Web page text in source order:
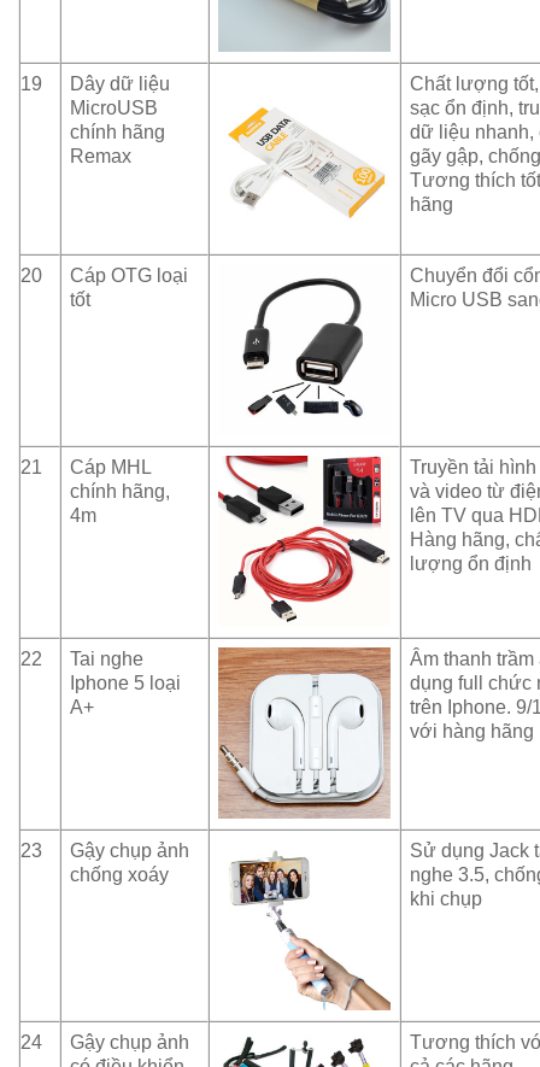
19
Dây dữ liệu
MicroUSB
chính hãng
Remax
Chất lượng
sạc ổn định,
dữ liệu nhanh,
gãy gập,
Tương thích
hãng
20
Cáp OTG loại
tốt
Chuyển đổi
Micro USB
21
Cáp MHL
chính hãng,
4m
Truyền tải
và video từ
lên TV qua
Hàng hãng,
lượng ổn định
22
Tai nghe
Iphone 5 loại
A+
Âm thanh trầm
dụng full chức
trên Iphone. 9/
với hàng hãng
23
Gậy chụp ảnh
chống xoáy
Sử dụng Jack
nghe 3.5,
khi chụp
24
Gậy chụp ảnh
Tương thích